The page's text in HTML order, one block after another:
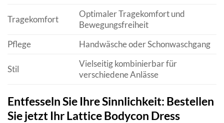
Tragekomfort
Optimaler Tragekomfort und
Bewegungsfreiheit
Pflege
Handwäsche oder Schonwaschgang
Stil
Vielseitig kombinierbar für
verschiedene Anlässe
Entfesseln Sie Ihre Sinnlichkeit: Bestellen
Sie jetzt Ihr Lattice Bodycon Dress